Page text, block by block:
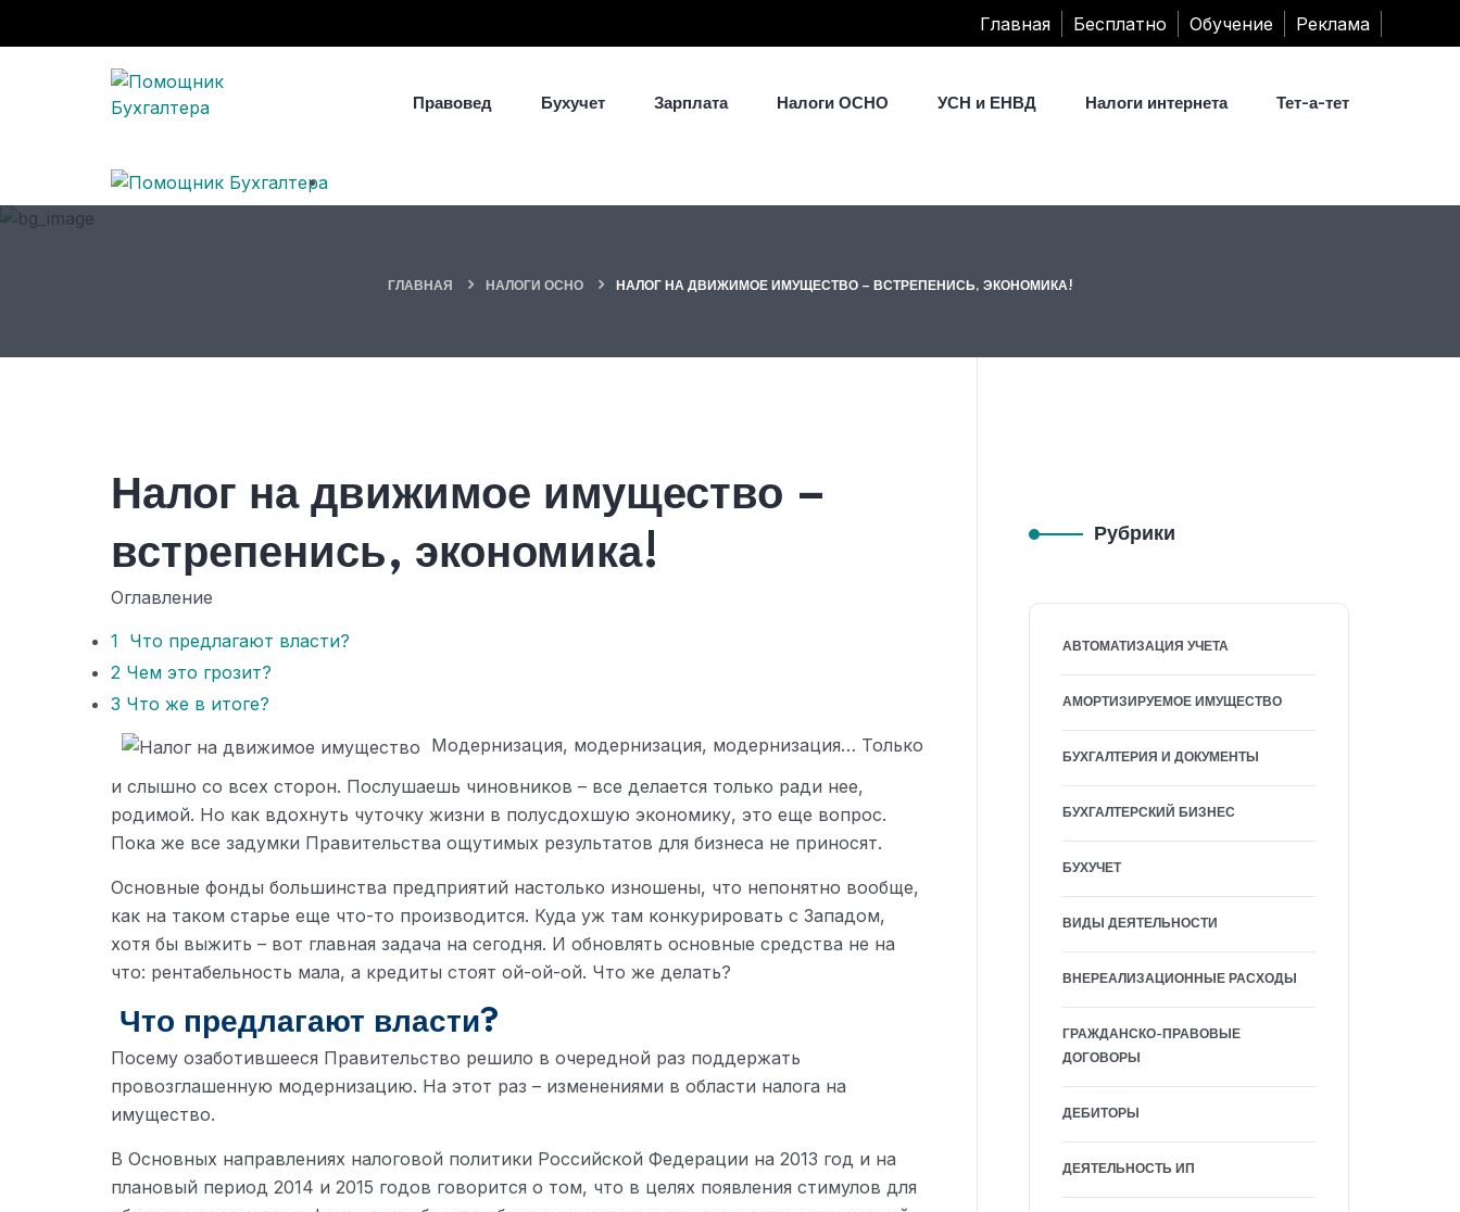
Главная Бесплатно Обучение Реклама
Правовед Бухучет Зарплата Налоги ОСНО УСН и ЕНВД Налоги интернета Тет-а-тет
ГЛАВНАЯ НАЛОГИ ОСНО НАЛОГ НА ДВИЖИМОЕ ИМУЩЕСТВО – ВСТРЕПЕНИСЬ, ЭКОНОМИКА!
Налог на движимое имущество –
встрепенись, экономика!
Оглавление
1 Что предлагают власти?
2 Чем это грозит?
3 Что же в итоге?
Модернизация, модернизация, модернизация… Только
и слышно со всех сторон. Послушаешь чиновников – все делается только ради нее,
родимой. Но как вдохнуть чуточку жизни в полусдохшую экономику, это еще вопрос.
Пока же все задумки Правительства ощутимых результатов для бизнеса не приносят.
Основные фонды большинства предприятий настолько изношены, что непонятно вообще,
как на таком старье еще что-то производится. Куда уж там конкурировать с Западом,
хотя бы выжить – вот главная задача на сегодня. И обновлять основные средства не на
что: рентабельность мала, а кредиты стоят ой-ой-ой. Что же делать?
Что предлагают власти?
Посему озаботившееся Правительство решило в очередной раз поддержать
провозглашенную модернизацию. На этот раз – изменениями в области налога на
имущество.
В Основных направлениях налоговой политики Российской Федерации на 2013 год и на
плановый период 2014 и 2015 годов говорится о том, что в целях появления стимулов для
Рубрики
АВТОМАТИЗАЦИЯ УЧЕТА
АМОРТИЗИРУЕМОЕ ИМУЩЕСТВО
БУХГАЛТЕРИЯ И ДОКУМЕНТЫ
БУХГАЛТЕРСКИЙ БИЗНЕС
БУХУЧЕТ
ВИДЫ ДЕЯТЕЛЬНОСТИ
ВНЕРЕАЛИЗАЦИОННЫЕ РАСХОДЫ
ГРАЖДАНСКО-ПРАВОВЫЕ
ДОГОВОРЫ
ДЕБИТОРЫ
ДЕЯТЕЛЬНОСТЬ ИП